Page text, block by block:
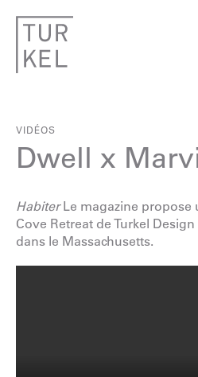
VIDÉOS
Dwell x
HabiterLe magazine propose
Cove Retreat de Turkel
dans le Massachusetts.